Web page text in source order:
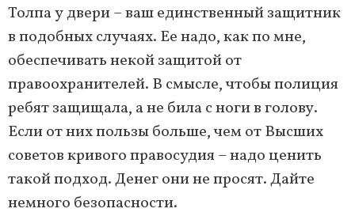
Толпа у двери – ваш единственный защитник
в подобных случаях. Ее надо, как по мне,
обеспечивать некой защитой от
правоохранителей. В смысле, чтобы полиция
ребят защищала, а не била с ноги в голову.
Если от них пользы больше, чем от Высших
советов кривого правосудия – надо ценить
такой подход. Денег они не просят. Дайте
немного безопасности.